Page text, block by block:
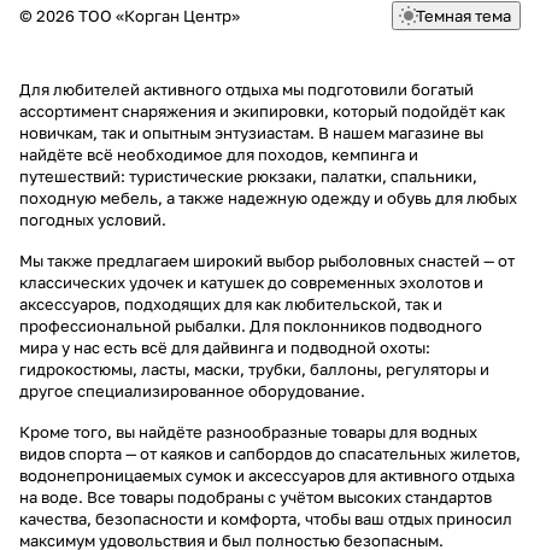
© 2026 ТОО «Корган Центр» Темная тема
Для любителей активного отдыха мы подготовили богатый
ассортимент снаряжения и экипировки, который подойдёт как
новичкам, так и опытным энтузиастам. В нашем магазине вы
найдёте всё необходимое для походов, кемпинга и
путешествий: туристические рюкзаки, палатки, спальники,
походную мебель, а также надежную одежду и обувь для любых
погодных условий.
Мы также предлагаем широкий выбор рыболовных снастей — от
классических удочек и катушек до современных эхолотов и
аксессуаров, подходящих для как любительской, так и
профессиональной рыбалки. Для поклонников подводного
мира у нас есть всё для дайвинга и подводной охоты:
гидрокостюмы, ласты, маски, трубки, баллоны, регуляторы и
другое специализированное оборудование.
Кроме того, вы найдёте разнообразные товары для водных
видов спорта — от каяков и сапбордов до спасательных жилетов,
водонепроницаемых сумок и аксессуаров для активного отдыха
на воде. Все товары подобраны с учётом высоких стандартов
качества, безопасности и комфорта, чтобы ваш отдых приносил
максимум удовольствия и был полностью безопасным.